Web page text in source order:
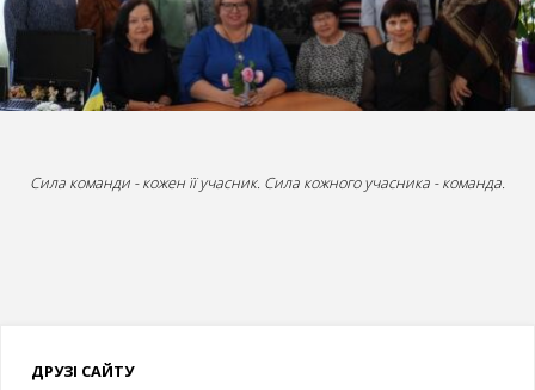
Сила команди - кожен її учасник. Сила кожного учасника - команда.
ДРУЗІ САЙТУ